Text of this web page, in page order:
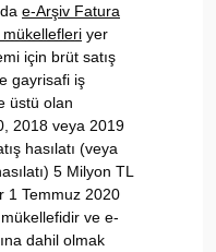
e-Arşiv Fatura
yer
için brüt satış
gayrisafi iş
üstü olan
2018 veya 2019
hasılatı (veya
5 Milyon TL
1 Temmuz 2020
ve e-
dahil olmak